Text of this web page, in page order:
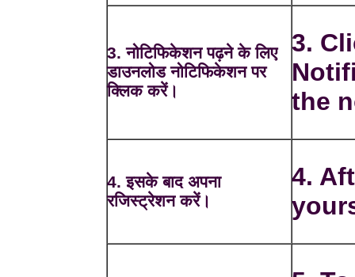
3. नोटिफिकेशन पढ़ने के लिए
डाउनलोड नोटिफिकेशन पर
क्लिक करें।
3.
the
4. इसके बाद अपना
रजिस्ट्रेशन करें।
4.